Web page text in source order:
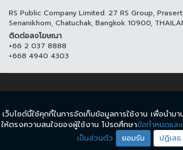
RS Public Company Limited. 27 RS Group,
Senanikhom, Chatuchak, Bangkok 10900,
ติดต่อลงโฆษณา
+66 2 037 8888
+668 4940 4303
© COPYRIGHT 2017 THAICH8.COM, ALL
ข้อกำหนดและเงื่อนไข นโยบายความเ
เว็บไซต์นี้ใช้คุกกี้ในการจัดเก็บข้อมูลการใช้งาน เพื่อนำม
ให้ตรงความสนใจของผู้ใช้งาน โปรดศึกษาข้อกำหนดและ
เป็นส่วนตัว
ยอมรับ ปฏิเสธ